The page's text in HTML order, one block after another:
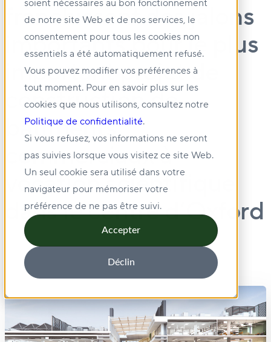
soient nécessaires au bon fonctionnement
de notre site Web et de nos services, le
consentement pour tous les cookies non
essentiels a été automatiquement refusé.
Vous pouvez modifier vos préférences à
tout moment. Pour en savoir plus sur les
cookies que nous utilisons, consultez notre
Politique de confidentialité.
Si vous refusez, vos informations ne seront
pas suivies lorsque vous visitez ce site Web.
Un seul cookie sera utilisé dans votre
navigateur pour mémoriser votre
préférence de ne pas être suivi.
Accepter
Déclin
franchissent des jalons
importants pour le plus
important projet de
construction de
bâtiments
commerciaux à
vocation scientifique
dans le centre d’Oxford